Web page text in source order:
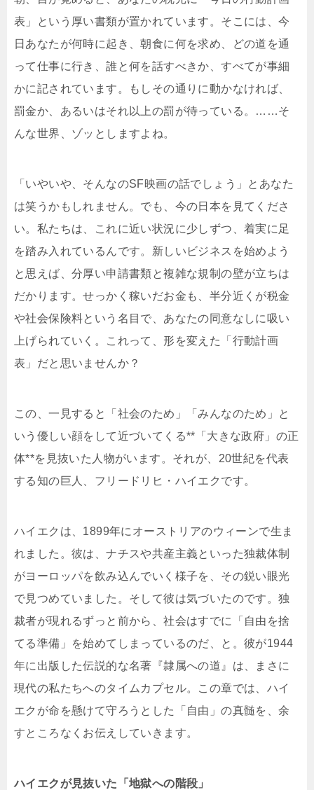
表」という厚い書類が置かれています。そこには、今
日あなたが何時に起き、朝食に何を求め、どの道を通
って仕事に行き、誰と何を話すべきか、すべてが事細
かに記されています。もしその通りに動かなければ、
罰金か、あるいはそれ以上の罰が待っている。……そ
んな世界、ゾッとしますよね。
「いやいや、そんなのSF映画の話でしょう」とあなた
は笑うかもしれません。でも、今の日本を見てくださ
い。私たちは、これに近い状況に少しずつ、着実に足
を踏み入れているんです。新しいビジネスを始めよう
と思えば、分厚い申請書類と複雑な規制の壁が立ちは
だかります。せっかく稼いだお金も、半分近くが税金
や社会保険料という名目で、あなたの同意なしに吸い
上げられていく。これって、形を変えた「行動計画
表」だと思いませんか？
この、一見すると「社会のため」「みんなのため」と
いう優しい顔をして近づいてくる**「大きな政府」の正
体**を見抜いた人物がいます。それが、20世紀を代表
する知の巨人、フリードリヒ・ハイエクです。
ハイエクは、1899年にオーストリアのウィーンで生ま
れました。彼は、ナチスや共産主義といった独裁体制
がヨーロッパを飲み込んでいく様子を、その鋭い眼光
で見つめていました。そして彼は気づいたのです。独
裁者が現れるずっと前から、社会はすでに「自由を捨
てる準備」を始めてしまっているのだ、と。彼が1944
年に出版した伝説的な名著『隷属への道』は、まさに
現代の私たちへのタイムカプセル。この章では、ハイ
エクが命を懸けて守ろうとした「自由」の真髄を、余
すところなくお伝えしていきます。
ハイエクが見抜いた「地獄への階段」